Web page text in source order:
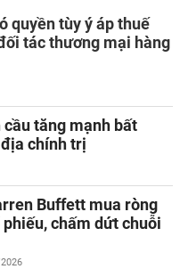
quyền tùy ý áp thuế
tác thương mại hàng
tăng mạnh bất
chính trị
Buffett mua ròng
phiếu, chấm dứt chuỗi